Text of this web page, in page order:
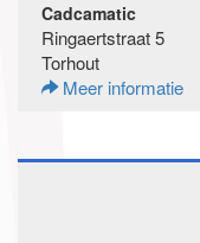
Cadcamatic
Ringaertstraat 5
Torhout
Meer informatie